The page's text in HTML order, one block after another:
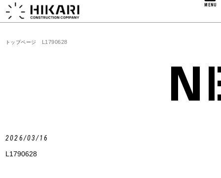
MENU
トップページ L1790628
2026/03/16
L1790628